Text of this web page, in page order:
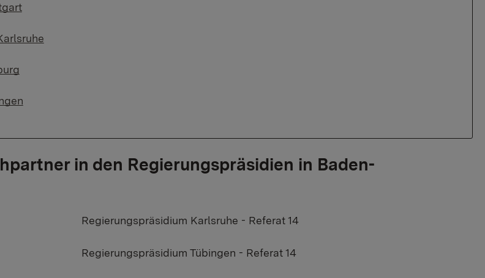
in den Regierungspräsidien in Baden-
Regierungspräsidium Karlsruhe - Referat 14
Regierungspräsidium Tübingen - Referat 14